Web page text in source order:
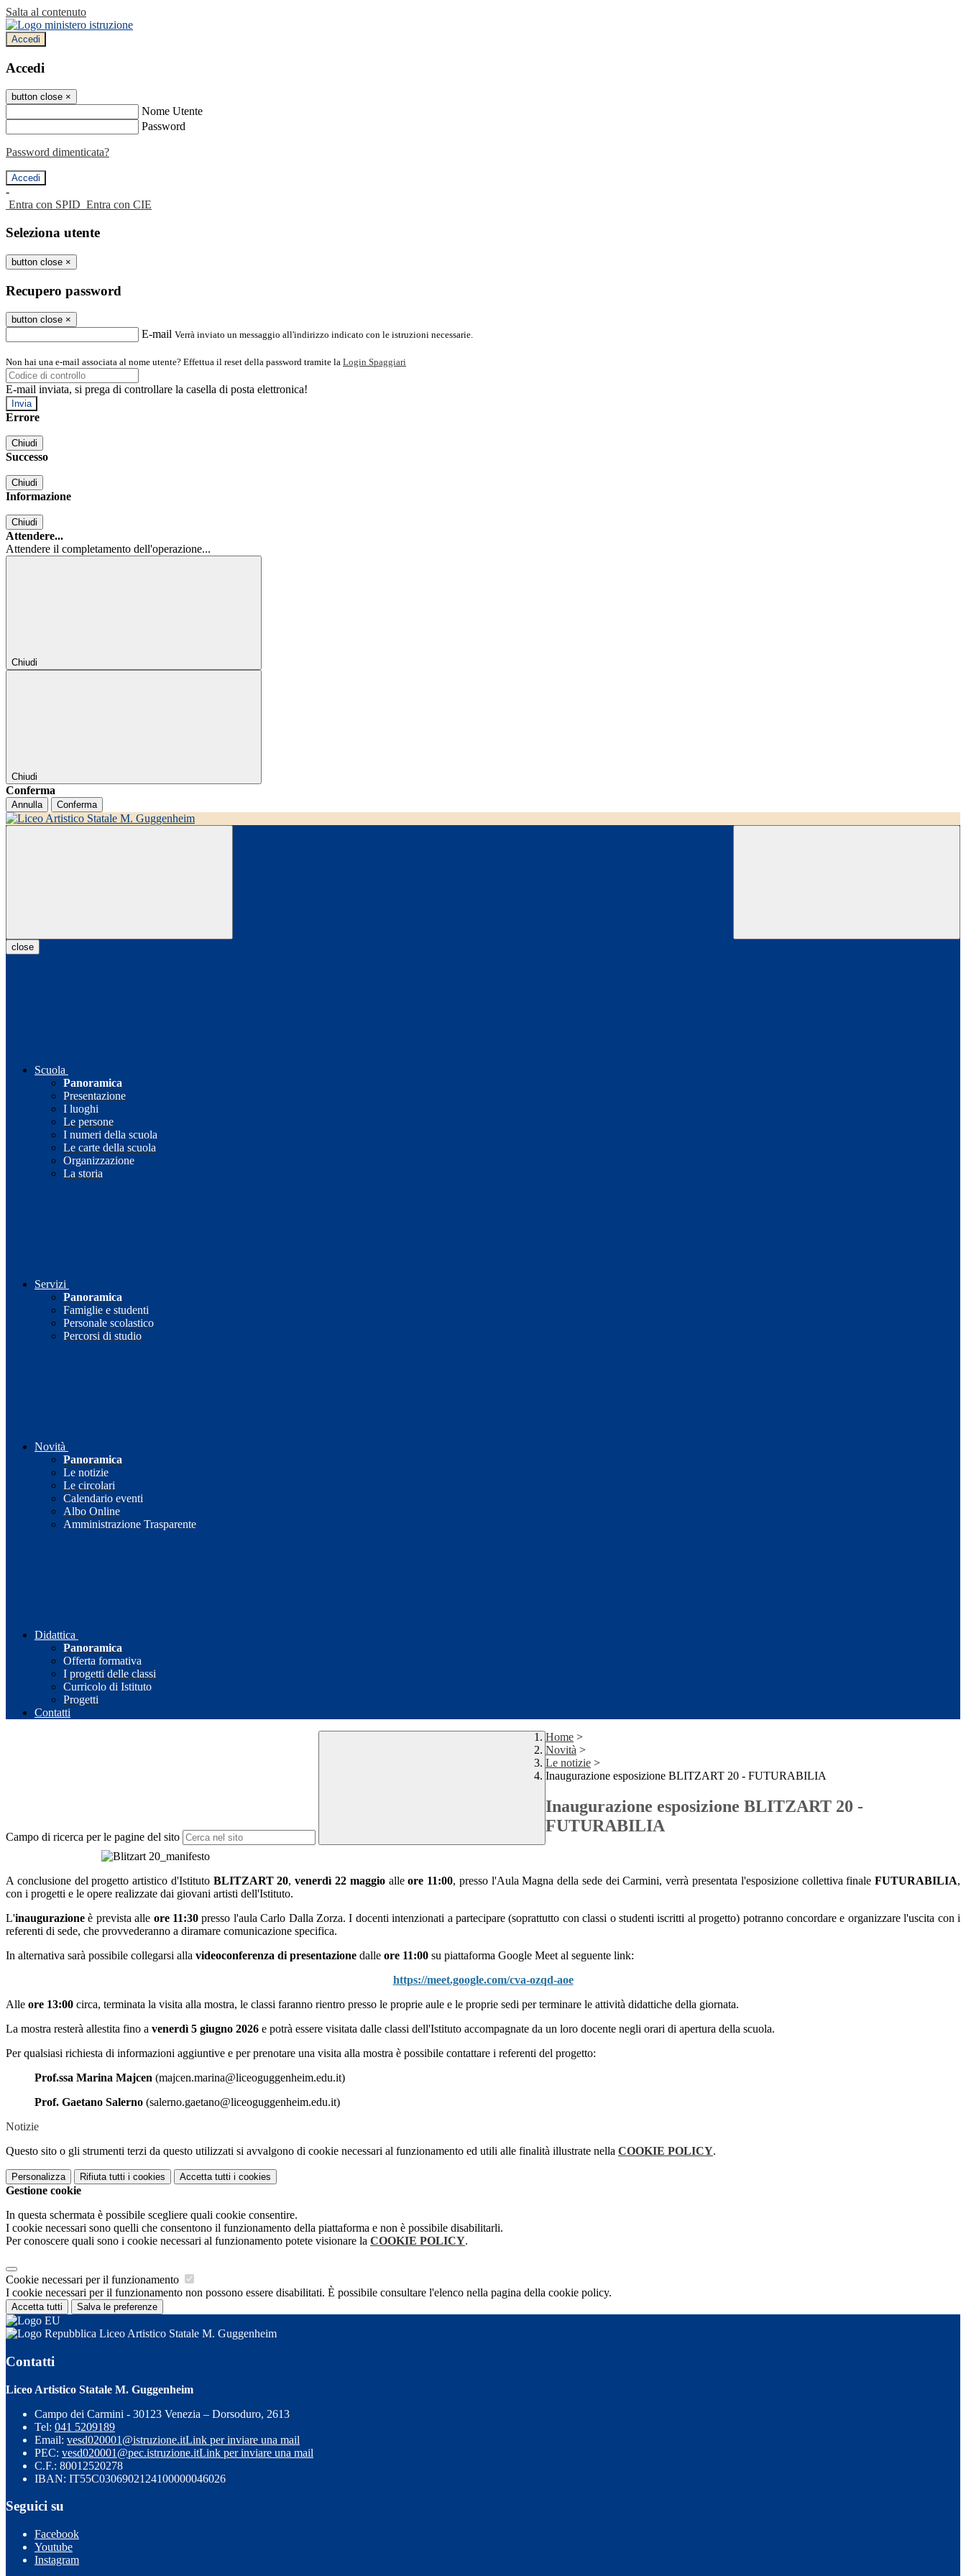
Salta al contenuto
Accedi
Accedi
button close ×
Nome Utente
Password
Password dimenticata?
-
Entra con SPID Entra con CIE
Seleziona utente
button close ×
Recupero password
button close ×
E-mail Verrà inviato un messaggio all'indirizzo indicato con le istruzioni necessarie.
Non hai una e-mail associata al nome utente? Effettua il reset della password tramite la Login Spaggiari
E-mail inviata, si prega di controllare la casella di posta elettronica!
Errore
Chiudi
Successo
Chiudi
Informazione
Chiudi
Attendere...
Attendere il completamento dell'operazione...
Chiudi
Chiudi
Conferma
Annulla Conferma
close
Scuola
Panoramica
Presentazione
I luoghi
Le persone
I numeri della scuola
Le carte della scuola
Organizzazione
La storia
Servizi
Panoramica
Famiglie e studenti
Personale scolastico
Percorsi di studio
Novità
Panoramica
Le notizie
Le circolari
Calendario eventi
Albo Online
Amministrazione Trasparente
Didattica
Panoramica
Offerta formativa
I progetti delle classi
Curricolo di Istituto
Progetti
Contatti
Campo di ricerca per le pagine del sito
Home >
Novità >
Le notizie >
Inaugurazione esposizione BLITZART 20 - FUTURABILIA
Inaugurazione esposizione BLITZART 20 -
FUTURABILIA
A conclusione del progetto artistico d'Istituto BLITZART 20,venerdì 22 maggio alleore 11:00, presso l'Aula Magna della sede dei Carmini, verrà presentata l'esposizione collettiva finaleFUTURABILIA,
con i progetti e le opere realizzate dai giovani artisti dell'Istituto.
L'inaugurazioneè prevista alle ore 11:30presso l'aula Carlo Dalla Zorza. I docenti intenzionati a partecipare (soprattutto con classi o studenti iscritti al progetto) potranno concordare e organizzare l'uscita con i
referenti di sede, che provvederanno a diramare comunicazione specifica.
In alternativa sarà possibile collegarsi alla videoconferenza di presentazione dalle ore 11:00 su piattaforma Google Meet al seguente link:
https://meet.google.com/cva-ozqd-aoe
Alle ore 13:00 circa, terminata la visita alla mostra, le classi faranno rientro presso le proprie aule e le proprie sedi per terminare le attività didattiche della giornata.
La mostra resterà allestita fino a venerdì 5 giugno 2026 e potrà essere visitata dalle classi dell'Istituto accompagnate da un loro docente negli orari di apertura della scuola.
Per qualsiasi richiesta di informazioni aggiuntive e per prenotare una visita alla mostra è possibile contattare i referenti del progetto:
Prof.ssa Marina Majcen (majcen.marina@liceoguggenheim.edu.it)
Prof. Gaetano Salerno (salerno.gaetano@liceoguggenheim.edu.it)
Notizie
Questo sito o gli strumenti terzi da questo utilizzati si avvalgono di cookie necessari al funzionamento ed utili alle finalità illustrate nella COOKIE POLICY.
Personalizza Rifiuta tutti i cookies Accetta tutti i cookies
Gestione cookie
In questa schermata è possibile scegliere quali cookie consentire.
I cookie necessari sono quelli che consentono il funzionamento della piattaforma e non è possibile disabilitarli.
Per conoscere quali sono i cookie necessari al funzionamento potete visionare la COOKIE POLICY.
Cookie necessari per il funzionamento
I cookie necessari per il funzionamento non possono essere disabilitati. È possibile consultare l'elenco nella pagina della cookie policy.
Accetta tutti Salva le preferenze
Liceo Artistico Statale M. Guggenheim
Contatti
Liceo Artistico Statale M. Guggenheim
Campo dei Carmini - 30123 Venezia – Dorsoduro, 2613
Tel: 041 5209189
Email: vesd020001@istruzione.itLink per inviare una mail
PEC: vesd020001@pec.istruzione.itLink per inviare una mail
C.F.: 80012520278
IBAN: IT55C0306902124100000046026
Seguici su
Facebook
Youtube
Instagram